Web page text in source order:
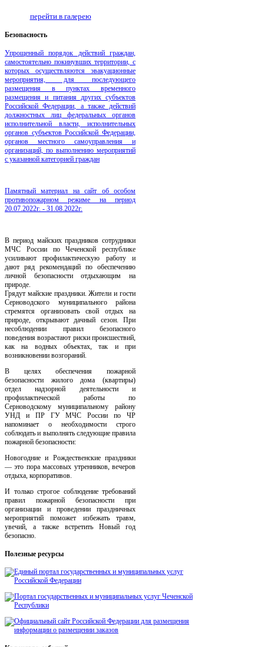
перейти в галерею
Безопаcность
Упрощенный порядок действий граждан,
самостоятельно покинувших территории, с
которых осуществляются эвакуационные
мероприятия, для последующего
размещения в пунктах временного
размещения и питания других субъектов
Российской Федерации, а также действий
должностных лиц федеральных органов
исполнительной власти, исполнительных
органов субъектов Российской Федерации,
органов местного самоуправления и
организаций, по выполнению мероприятий
с указанной категорией граждан
Памятный материал на сайт об особом
противопожарном режиме на период
20.07.2022г. - 31.08.2022г.
В период майских праздников сотрудники
МЧС России по Чеченской республике
усиливают профилактическую работу и
дают ряд рекомендаций по обеспечению
личной безопасности отдыхающим на
природе.
Грядут майские праздники. Жители и гости
Серноводского муниципального района
стремятся организовать свой отдых на
природе, открывают дачный сезон. При
несоблюдении правил безопасного
поведения возрастают риски происшествий,
как на водных объектах, так и при
возникновении возгораний.
В целях обеспечения пожарной
безопасности жилого дома (квартиры)
отдел надзорной деятельности и
профилактической работы по
Серноводскому муниципальному району
УНД и ПР ГУ МЧС России по ЧР
напоминает о необходимости строго
соблюдать и выполнять следующие правила
пожарной безопасности:
Новогодние и Рождественские праздники
— это пора массовых утренников, вечеров
отдыха, корпоративов.
И только строгое соблюдение требований
правил пожарной безопасности при
организации и проведении праздничных
мероприятий поможет избежать травм,
увечий, а также встретить Новый год
безопасно.
Полезные ресурсы